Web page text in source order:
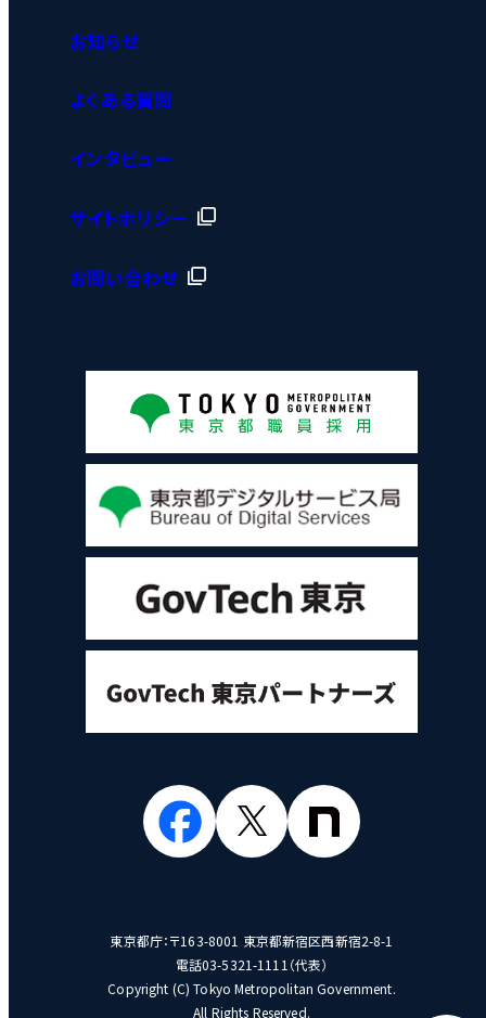
お知らせ
よくある質問
インタビュー
サイトポリシー
お問い合わせ
東京都庁：〒163-8001 東京都新宿区西新宿2-8-1
電話03-5321-1111（代表）
Copyright (C) Tokyo Metropolitan Government.
All Rights Reserved.